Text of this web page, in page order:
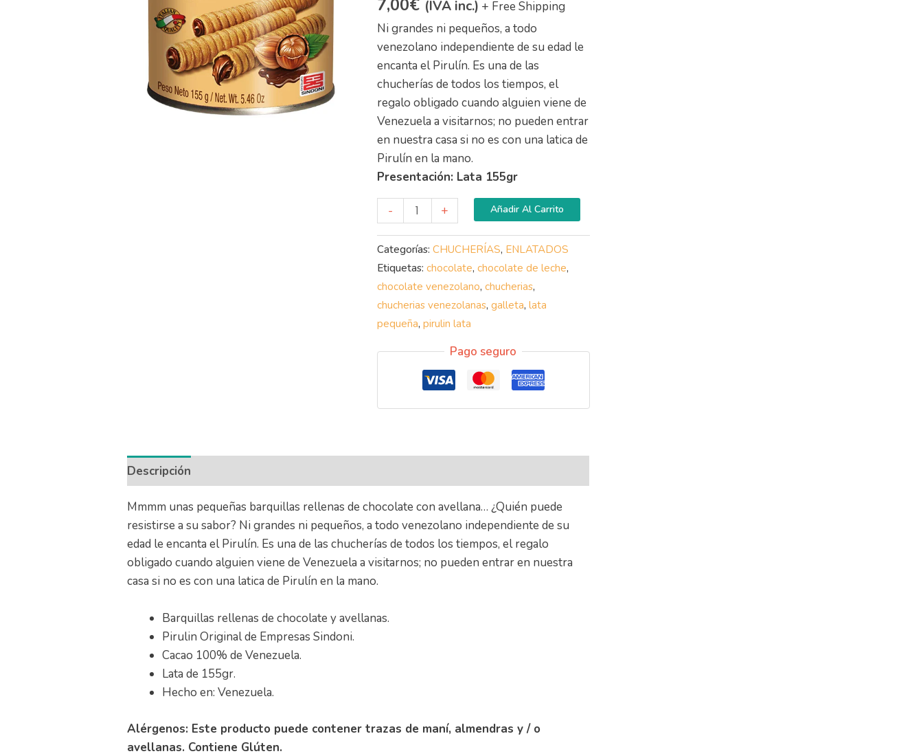
7,00€ (IVA inc.) + Free Shipping
Ni grandes ni pequeños, a todo
venezolano independiente de su edad le
encanta el Pirulín. Es una de las
chucherías de todos los tiempos, el
regalo obligado cuando alguien viene de
Venezuela a visitarnos; no pueden entrar
en nuestra casa si no es con una latica de
Pirulín en la mano.
Presentación: Lata 155gr
- + Añadir Al Carrito
Categorías: CHUCHERÍAS, ENLATADOS
Etiquetas: chocolate, chocolate de leche,
chocolate venezolano, chucherias,
chucherias venezolanas, galleta, lata
pequeña, pirulin lata
Pago seguro
Descripción
Mmmm unas pequeñas barquillas rellenas de chocolate con avellana… ¿Quién puede
resistirse a su sabor? Ni grandes ni pequeños, a todo venezolano independiente de su
edad le encanta el Pirulín. Es una de las chucherías de todos los tiempos, el regalo
obligado cuando alguien viene de Venezuela a visitarnos; no pueden entrar en nuestra
casa si no es con una latica de Pirulín en la mano.
Barquillas rellenas de chocolate y avellanas.
Pirulin Original de Empresas Sindoni.
Cacao 100% de Venezuela.
Lata de 155gr.
Hecho en: Venezuela.
Alérgenos: Este producto puede contener trazas de maní, almendras y / o
avellanas. Contiene Glúten.